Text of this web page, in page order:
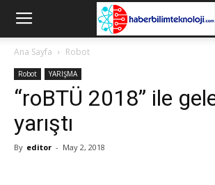
Ana Sayfa Robot
Robot YARIŞMA
“roBTÜ 2018” ile
yarıştı
By editor - May 2, 2018